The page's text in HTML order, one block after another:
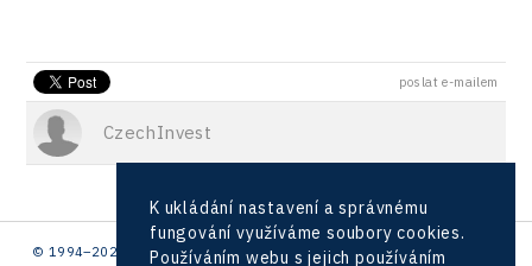
poslat e-mailem
CzechInvest
© 1994–2026 CzechInvest | .
K ukládání nastavení a správnému
fungování využíváme soubory cookies.
Používáním webu s jejich používáním